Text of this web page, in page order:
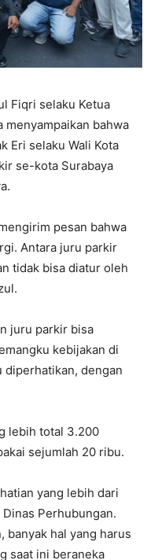
Fiqri selaku Ketua
menyampaikan bahwa
Eri selaku Wali Kota
se-kota Surabaya
pesan bahwa
Antara juru parkir
tidak bisa diatur oleh
juru parkir bisa
kebijakan di
diperhatikan, dengan
lebih total 3.200
sejumlah 20 ribu.
yang lebih dari
Perhubungan.
banyak hal yang harus
saat ini beraneka